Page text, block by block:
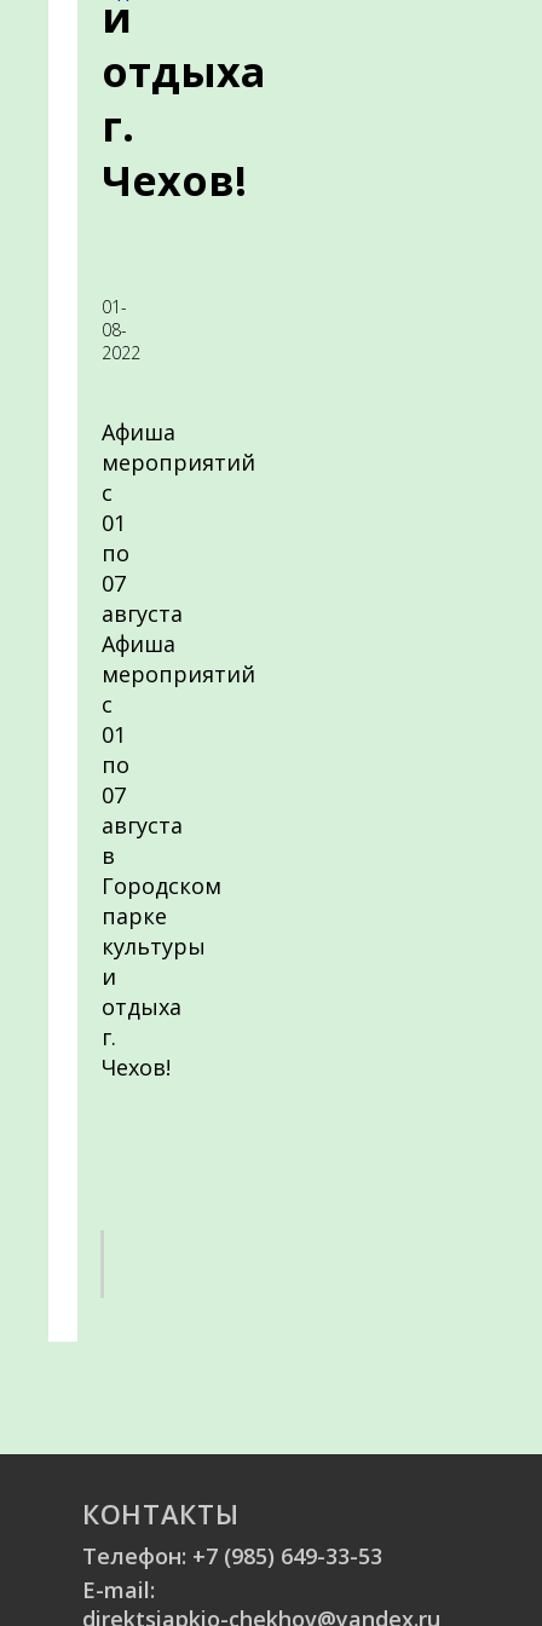
и
отдыха
г.
Чехов!
01-
08-
2022
Афиша
мероприятий
с
01
по
07
августа
Афиша
мероприятий
с
01
по
07
августа
в
Городском
парке
культуры
и
отдыха
г.
Чехов!
КОНТАКТЫ
Телефон: +7 (985) 649-33-53
E-mail:
direktsiapkio-chekhov@yandex.ru